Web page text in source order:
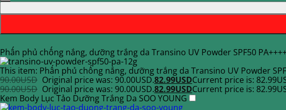
Phấn phủ chống nắng, dưỡng trắng da Transino UV Powder SPF50
This item: Phấn phủ chống nắng, dưỡng trắng da Transino UV Powder
90.00USD Original price was: 90.00USD.82.99USDCurrent price is:
90.00USD Original price was: 90.00USD.82.99USDCurrent price is:
Kem Body Lục Tảo Dưỡng Trắng Da SOO YOUNG